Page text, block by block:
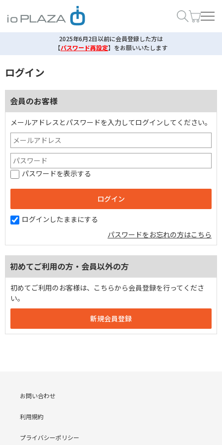
2025年6月2日以前に会員登録した方は
【パスワード再設定】 をお願いいたします
ログイン
会員のお客様
メールアドレスとパスワードを入力してログインしてください。
パスワードを表示する
ログインしたままにする
パスワードをお忘れの方はこちら
初めてご利用の方・会員以外の方
初めてご利用のお客様は、こちらから会員登録を行ってくださ
い。
お問い合わせ
利用規約
プライバシーポリシー